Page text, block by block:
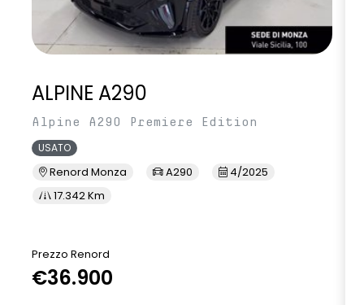
ALPINE A290
Alpine A290 Premiere Edition
USATO
Renord Monza A290
4/2025
17.342 Km
Prezzo Renord
€36.900